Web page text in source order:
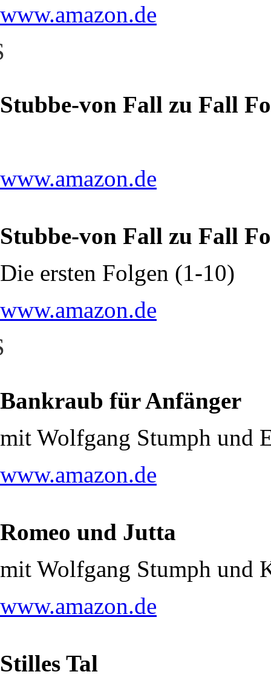
www.amazon.de
Stubbe-von Fall zu Fall
www.amazon.de
Stubbe-von Fall zu Fall
Die ersten Folgen (1-10)
www.amazon.de
Bankraub für Anfänger
mit Wolfgang Stumph und
www.amazon.de
Romeo und Jutta
mit Wolfgang Stumph und
www.amazon.de
Stilles Tal